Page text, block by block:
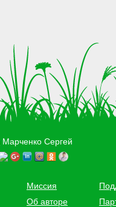
Марченко Сергей
Миссия
Об авторе